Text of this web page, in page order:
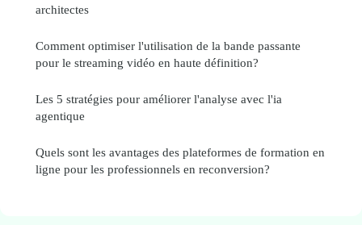
architectes
Comment optimiser l'utilisation de la bande passante
pour le streaming vidéo en haute définition?
Les 5 stratégies pour améliorer l'analyse avec l'ia
agentique
Quels sont les avantages des plateformes de formation en
ligne pour les professionnels en reconversion?